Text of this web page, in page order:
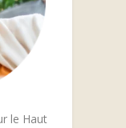
le Haut